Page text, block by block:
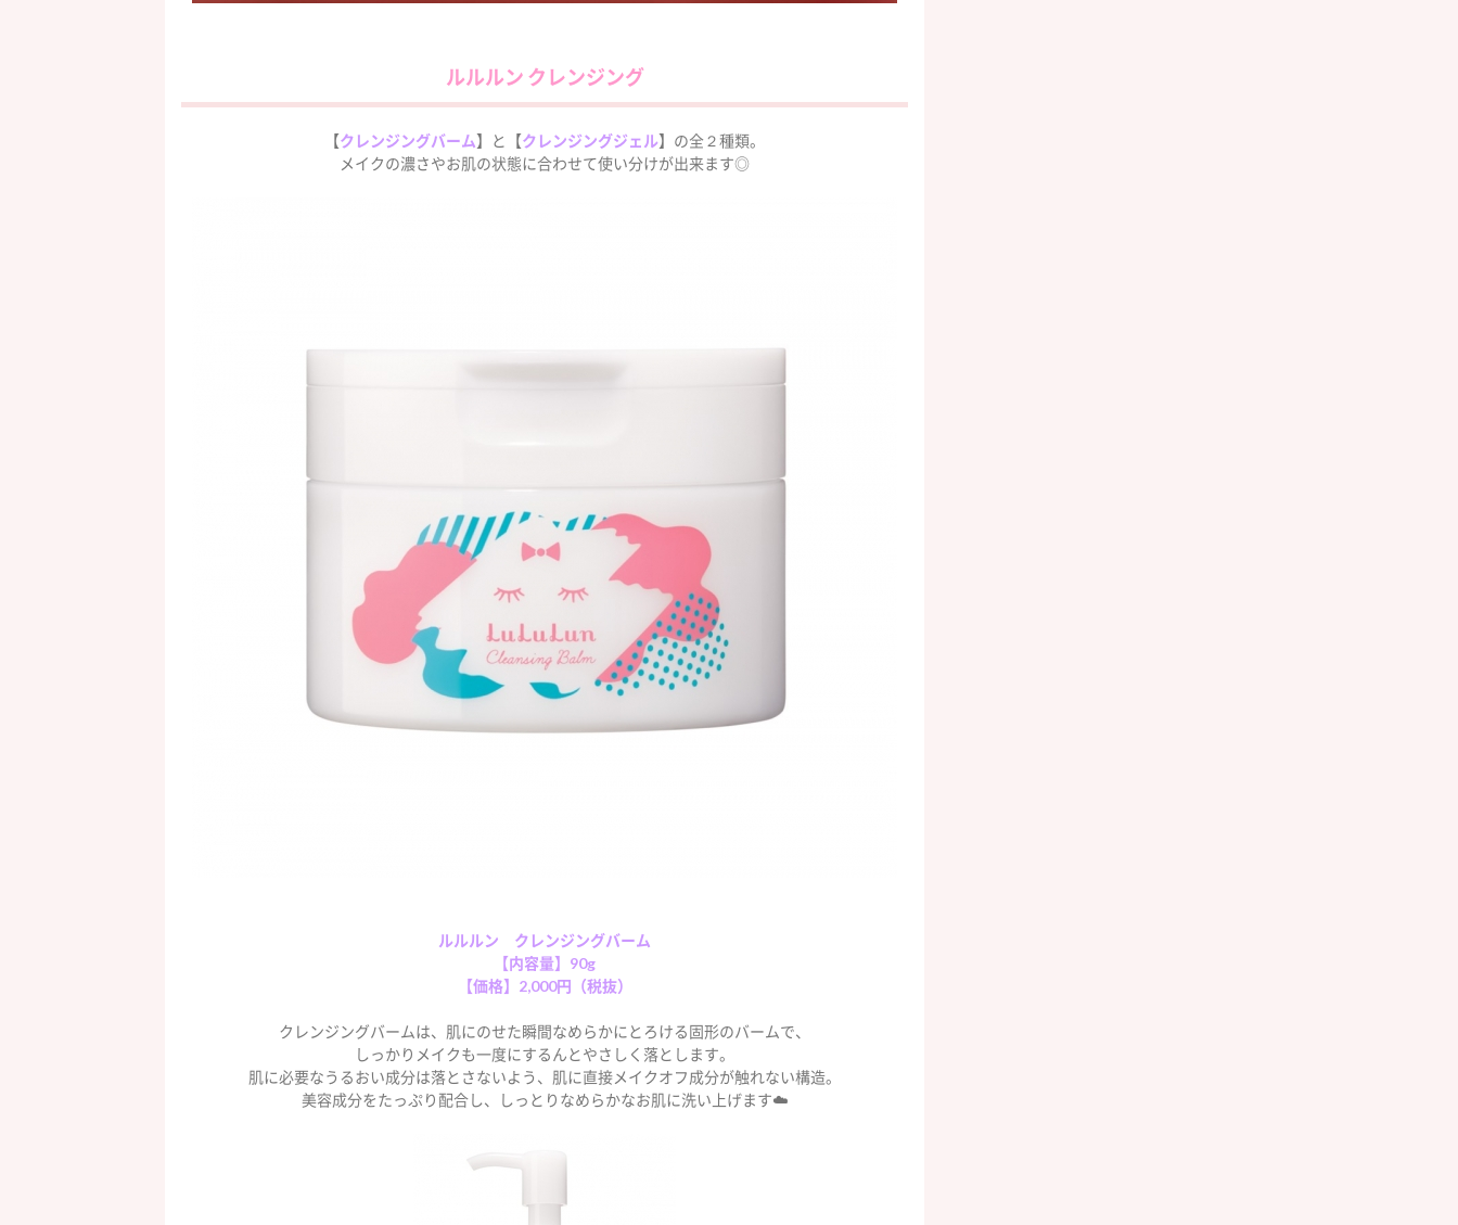
ルルルン クレンジング
【クレンジングバーム】と【クレンジングジェル】の全２種類。
メイクの濃さやお肌の状態に合わせて使い分けが出来ます◎
ルルルン クレンジングバーム
【内容量】90g
【価格】2,000円（税抜）
クレンジングバームは、肌にのせた瞬間なめらかにとろける固形のバームで、
しっかりメイクも一度にするんとやさしく落とします。
肌に必要なうるおい成分は落とさないよう、肌に直接メイクオフ成分が触れない構造。
美容成分をたっぷり配合し、しっとりなめらかなお肌に洗い上げます☁️